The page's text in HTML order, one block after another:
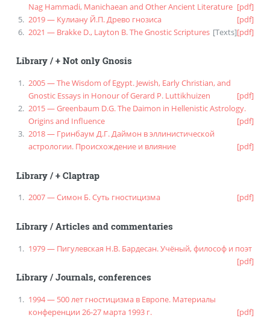
Nag Hammadi, Manichaean and Other Ancient Literature [pdf]
2019 — Кулиану Й.П. Древо гнозиса
[pdf]
2021 — Brakke D., Layton B. The Gnostic Scriptures [Texts][pdf]
Library/+ Not only Gnosis
2005 — The Wisdom of Egypt. Jewish, Early Christian, and
Gnostic Essays in Honour of Gerard P. Luttikhuizen
[pdf]
2015 — Greenbaum D.G. The Daimon in Hellenistic Astrology.
Origins and Influence
[pdf]
2018 — Гринбаум Д.Г. Даймон в эллинистической
астрологии. Происхождение и влияние
[pdf]
Library/+ Claptrap
2007 — Симон Б. Суть гностицизма [pdf]
Library/Articles and commentaries
1979 — Пигулевская Н.В. Бардесан. Учёный, философ и поэт
[pdf]
Library/Journals, conferences
1994 — 500 лет гностицизма в Европе. Материалы
конференции 26-27 марта 1993 г.
[pdf]